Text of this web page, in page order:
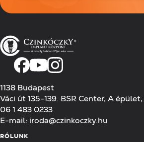
1138 Budapest
Váci út 135-139. BSR Center, A
06 1 483 0233
E-mail: iroda@czinkoczky.hu
RÓLUNK